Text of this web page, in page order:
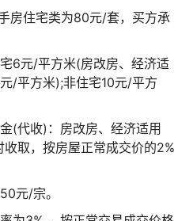
房住宅类为80元/套，买方承
6元/平方米(房改房、经济适
/平方米);非住宅10元/平方
(代收)：房改房、经济适用
取，按房屋正常成交价的2%
元/宗。